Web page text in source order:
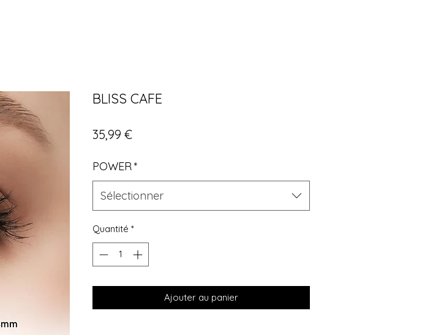
BLISS CAFE
35,99 €Prix
POWER*
Sélectionner
Quantité *
Ajouter au panier